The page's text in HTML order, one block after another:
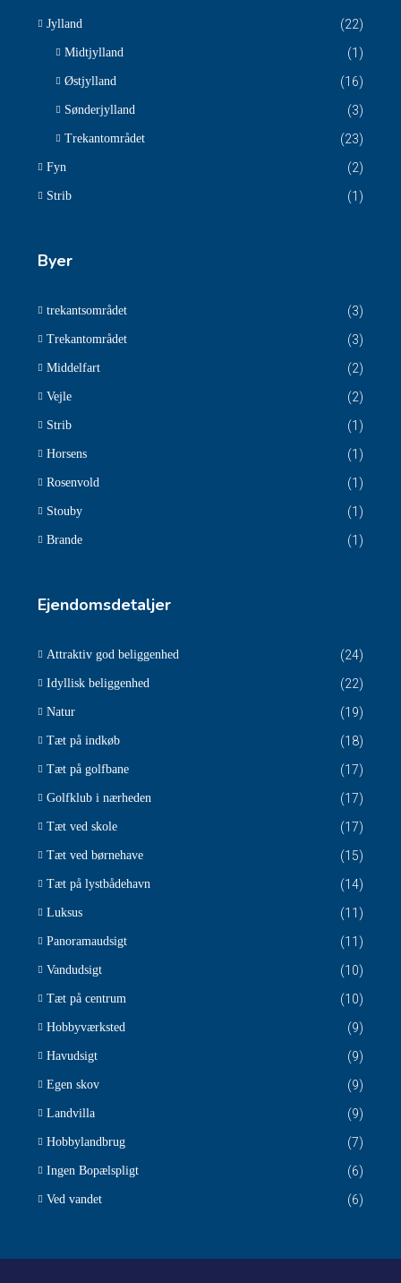
Jylland (22)
Midtjylland (1)
Østjylland (16)
Sønderjylland (3)
Trekantområdet (23)
Fyn (2)
Strib (1)
Byer
trekantsområdet (3)
Trekantområdet (3)
Middelfart (2)
Vejle (2)
Strib (1)
Horsens (1)
Rosenvold (1)
Stouby (1)
Brande (1)
Ejendomsdetaljer
Attraktiv god beliggenhed (24)
Idyllisk beliggenhed (22)
Natur (19)
Tæt på indkøb (18)
Tæt på golfbane (17)
Golfklub i nærheden (17)
Tæt ved skole (17)
Tæt ved børnehave (15)
Tæt på lystbådehavn (14)
Luksus (11)
Panoramaudsigt (11)
Vandudsigt (10)
Tæt på centrum (10)
Hobbyværksted (9)
Havudsigt (9)
Egen skov (9)
Landvilla (9)
Hobbylandbrug (7)
Ingen Bopælspligt (6)
Ved vandet (6)